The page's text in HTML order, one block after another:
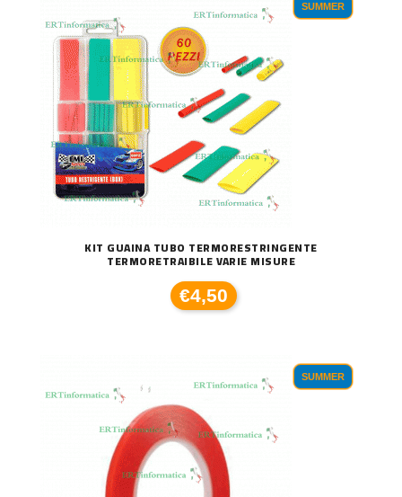
SUMMER
KIT GUAINA TUBO TERMORESTRINGENTE
TERMORETRAIBILE VARIE MISURE
€4,50
SUMMER